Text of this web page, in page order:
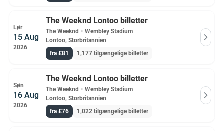
Lør
15 Aug
2026
The Weeknd Lontoo billetter
The Weeknd ・ Wembley Stadium
Lontoo, Storbritannien
fra £81
1,177 tilgængelige billetter
Søn
16 Aug
2026
The Weeknd Lontoo billetter
The Weeknd ・ Wembley Stadium
Lontoo, Storbritannien
fra £76
1,022 tilgængelige billetter